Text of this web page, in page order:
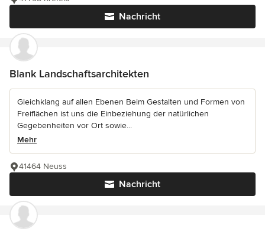
Nachricht
Blank Landschaftsarchitekten
Gleichklang auf allen Ebenen Beim Gestalten und Formen von
Freiflächen ist uns die Einbeziehung der natürlichen
Gegebenheiten vor Ort sowie...
Mehr
Nachricht
41464 Neuss